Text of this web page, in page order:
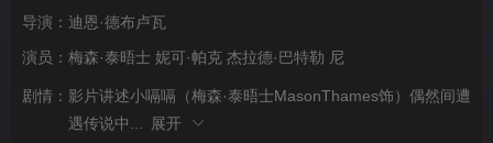
导演： 迪恩·德布卢瓦
演员： 梅森·泰晤士 妮可·帕克 杰拉德·巴特勒 尼
剧情： 影片讲述小嗝嗝（梅森·泰晤士MasonThames饰）偶然间遭
遇传说中...
展开